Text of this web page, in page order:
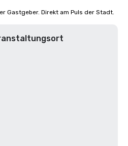
Gastgeber. Direkt am Puls der Stadt.